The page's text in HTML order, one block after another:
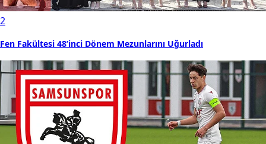
2
Fen Fakültesi 48’inci Dönem Mezunlarını Uğurladı